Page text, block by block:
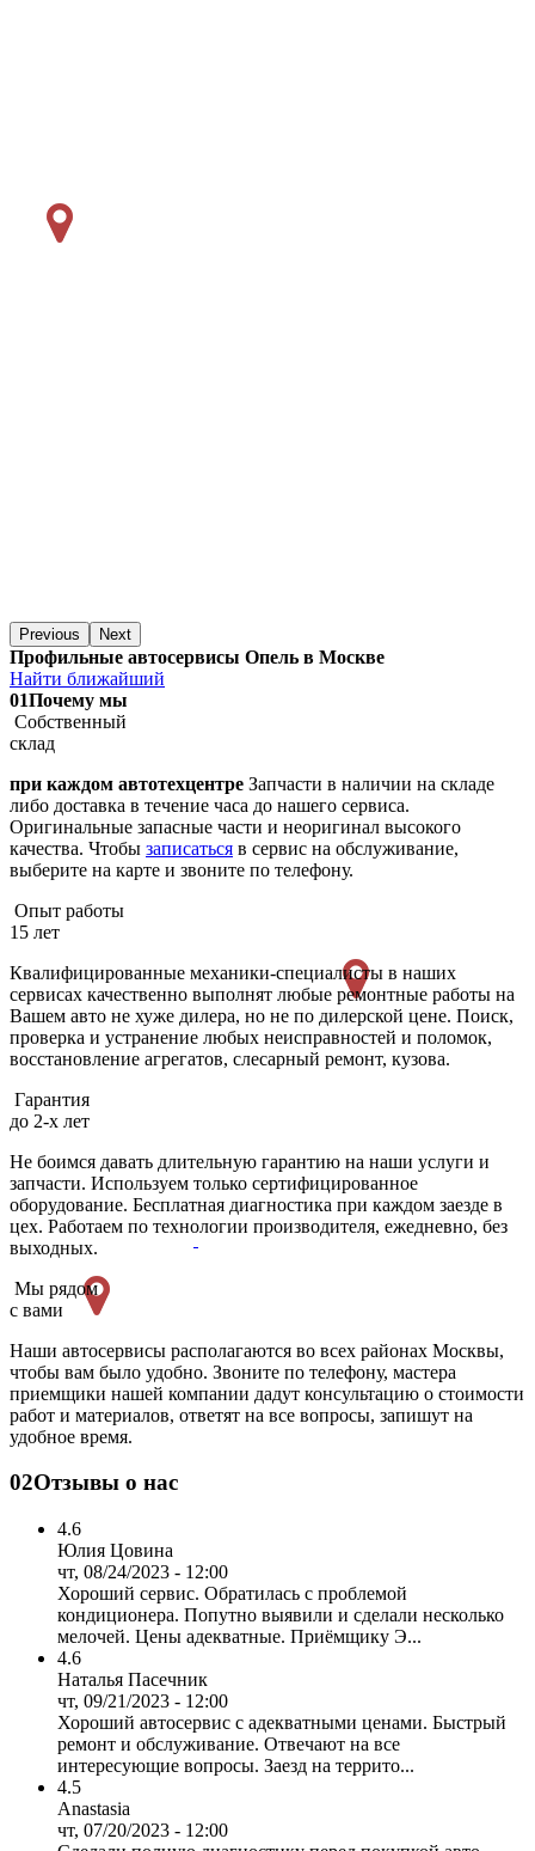
Previous Next
Профильные автосервисы Опель в Москве
Найти ближайший
01Почему мы
Собственный
склад
при каждом автотехцентре Запчасти в наличии на складе
либо доставка в течение часа до нашего сервиса.
Оригинальные запасные части и неоригинал высокого
качества. Чтобы записаться в сервис на обслуживание,
выберите на карте и звоните по телефону.
Опыт работы
15 лет
Квалифицированные механики-специалисты в наших
сервисах качественно выполнят любые ремонтные работы на
Вашем авто не хуже дилера, но не по дилерской цене. Поиск,
проверка и устранение любых неисправностей и поломок,
восстановление агрегатов, слесарный ремонт, кузова.
Гарантия
до 2-х лет
Не боимся давать длительную гарантию на наши услуги и
запчасти. Используем только сертифицированное
оборудование. Бесплатная диагностика при каждом заезде в
цех. Работаем по технологии производителя, ежедневно, без
выходных.
Мы рядом
с вами
Наши автосервисы располагаются во всех районах Москвы,
чтобы вам было удобно. Звоните по телефону, мастера
приемщики нашей компании дадут консультацию о стоимости
работ и материалов, ответят на все вопросы, запишут на
удобное время.
02Отзывы о нас
4.6
Юлия Цовина
чт, 08/24/2023 - 12:00
Хороший сервис. Обратилась с проблемой
кондиционера. Попутно выявили и сделали несколько
мелочей. Цены адекватные. Приёмщику Э...
4.6
Наталья Пасечник
чт, 09/21/2023 - 12:00
Хороший автосервис с адекватными ценами. Быстрый
ремонт и обслуживание. Отвечают на все
интересующие вопросы. Заезд на террито...
4.5
Anastasia
чт, 07/20/2023 - 12:00